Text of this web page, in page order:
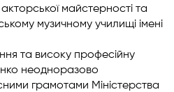
майстерності та
музичному училищі імені
та високу професійну
неодноразово
грамотами Міністерства